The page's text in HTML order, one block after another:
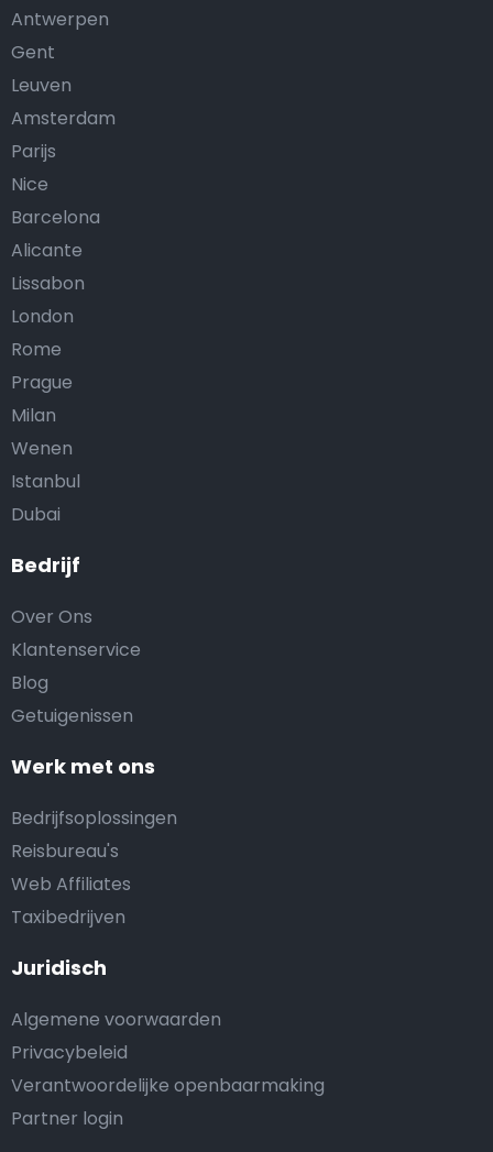
Bedrijf
Over Ons
Klantenservice
Blog
Getuigenissen
Werk met ons
Bedrijfsoplossingen
Reisbureau's
Web Affiliates
Taxibedrijven
Juridisch
Algemene voorwaarden
Privacybeleid
Verantwoordelijke openbaarmaking
Partner login
Antwerpen
Gent
Leuven
Amsterdam
Parijs
Nice
Barcelona
Alicante
Lissabon
London
Rome
Prague
Milan
Wenen
Istanbul
Dubai